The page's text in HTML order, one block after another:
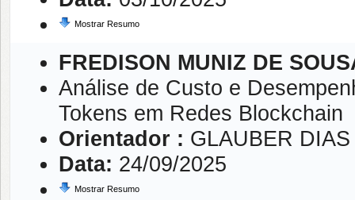
Mostrar Resumo
FREDISON MUNIZ DE
Análise de Custo e
Tokens em Redes Blockchain
Orientador : GLAUBER
Data: 24/09/2025
Mostrar Resumo